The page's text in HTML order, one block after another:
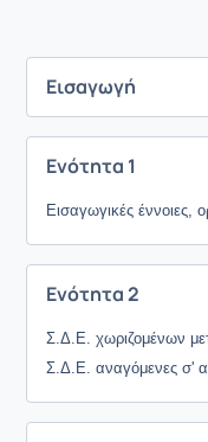
Εισαγωγή
Ενότητα 1
Εισαγωγικές έννοιες,
Ενότητα 2
Σ.Δ.Ε. χωριζομένων
Σ.Δ.Ε. αναγόμενες σ'